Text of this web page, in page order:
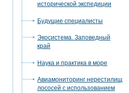
исторической экспедиции
Будущие специалисты
Экосистема. Заповедный
край
Наука и практика в море
Авиамониторинг нерестилищ
лососей с использованием